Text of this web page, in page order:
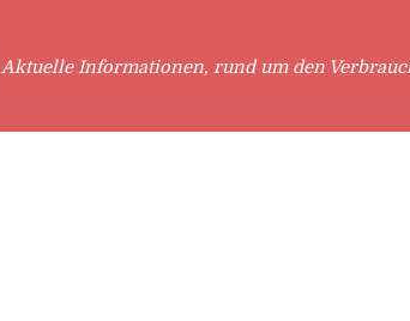
Aktuelle Informationen, rund um den